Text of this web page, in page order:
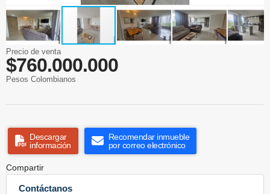
Precio de venta
$760.000.000
Pesos Colombianos
Descargar
información
Recomendar inmueble
por correo electrónico
Compartir
Contáctanos